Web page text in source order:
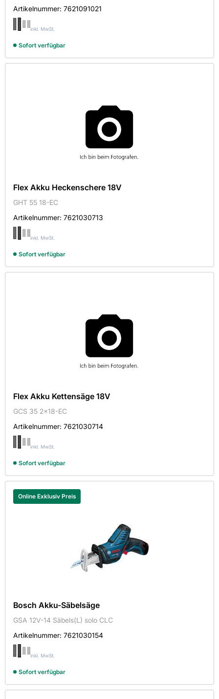
Artikelnummer: 7621091021
inkl. MwSt.
Sofort verfügbar
Flex Akku Heckenschere 18V
GHT 55 18-EC
Artikelnummer: 7621030713
inkl. MwSt.
Sofort verfügbar
Flex Akku Kettensäge 18V
GCS 35 2x18-EC
Artikelnummer: 7621030714
inkl. MwSt.
Sofort verfügbar
Online Exklusiv Preis
Bosch Akku-Säbelsäge
GSA 12V-14 Säbels(L) solo CLC
Artikelnummer: 7621030154
inkl. MwSt.
Sofort verfügbar